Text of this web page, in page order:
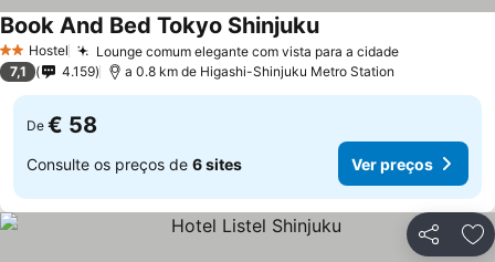
2 Estrelas
Hostel Lounge comum elegante com vista para a cidadeVer preços
Book And Bed Tokyo ShinjukuVer preços
7,1 4.159 a 0.8 km de Higashi-Shinjuku Metro Station
De € 58
Consulte os preços de 6 sites Ver preços
Partilhar